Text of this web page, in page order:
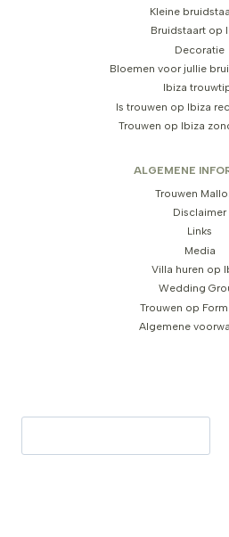
Kleine
Bruidstaart op
Decoratie
Bloemen voor jullie
Ibiza
Is trouwen op Ibiza
Trouwen op Ibiza
ALGEMENE
Trouwen
Disclaimer
Links
Media
Villa huren op
Wedding
Trouwen op
Algemene